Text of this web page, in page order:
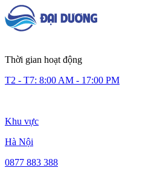
Thời gian hoạt động
T2 - T7: 8:00 AM - 17:00 PM
Khu vực
Hà Nội
0877 883 388